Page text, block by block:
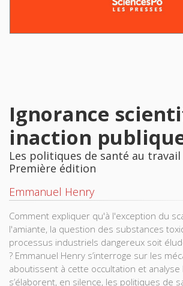
Ignorance
inaction
Les politiques de santé au travail
Première édition
Emmanuel Henry
Comment expliquer qu'à l'exception du
l'amiante, la question des substances
processus industriels dangereux soit
? Emmanuel Henry s’interroge sur les
aboutissent à cette occultation et
s’élaborent, en silence, les politiques de